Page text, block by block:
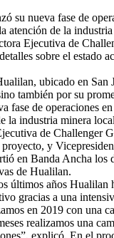
su nueva fase de
atención de la
Ejecutiva de
sobre el estado
ubicado en San
también por su
fase de operaciones
la industria minera
de Challenger
proyecto, y
en Banda Ancha los
de Hualilan.
últimos años Hualilan
gracias a una
en 2019 con una
realizamos una
explicó. En el